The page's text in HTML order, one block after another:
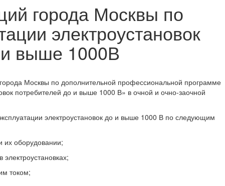
города Москвы по
электроустановок
выше 1000В
Москвы по дополнительной профессиональной программе
потребителей до и выше 1000 В» в очной и очно-заочной
электроустановок до и выше 1000 В по следующим
их оборудовании;
током;